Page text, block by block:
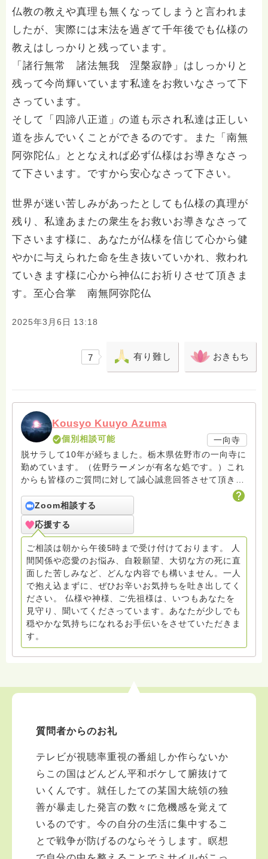
仏教の教えや真理も無くなってしまうと言われま
したが、実際には末法を過ぎて千年後でも仏様の
教えはしっかりと残っています。
「諸行無常 諸法無我 涅槃寂静」はしっかりと
残って今尚輝いています私達をお救いなさって下
さっています。
そして「四諦八正道」の道も示され私達は正しい
道を歩んでいくことができるのです。また「南無
阿弥陀仏」ととなえれば必ず仏様はお導きなさっ
て下さいます。ですから安心なさって下さい。
世界が迷い苦しみがあったとしても仏様の真理が
残り、私達あまたの衆生をお救いお導きなさって
下さいます様に、あなたが仏様を信じて心から健
やかに与えられた命を生き抜いていかれ、救われ
ていきます様に心から神仏にお祈りさせて頂きま
す。至心合掌 南無阿弥陀仏
2025年3月6日 13:18
7 有り難し おきもち
Kousyo Kuuyo Azuma
個別相談可能
一向寺
脱サラして10年が経ちました。栃木県佐野市の一向寺に
勤めています。（佐野ラーメンが有名な処です。）これ
からも皆様のご質問に対して誠心誠意回答させて頂きた
いと存じます。まだまだ修行中の身ですので至らぬ点あ
ろうかとは存じますが共に精進して参りましょうね。お
寺にもお気軽に遊びに来てください。
Zoom相談する
応援する
ご相談は朝から午後5時まで受け付けております。 人
間関係や恋愛のお悩み、自殺願望、大切な方の死に直
面した苦しみなど、どんな内容でも構いません。一人
で抱え込まずに、ぜひお辛いお気持ちを吐き出してく
ださい。 仏様や神様、ご先祖様は、いつもあなたを
見守り、聞いてくださっています。あなたが少しでも
穏やかな気持ちになれるお手伝いをさせていただきま
す。
質問者からのお礼
テレビが視聴率重視の番組しか作らないか
らこの国はどんどん平和ボケして腑抜けて
いくんです。就任したての某国大統領の独
善が暴走した発言の数々に危機感を覚えて
いるのです。今の自分の生活に集中するこ
とで戦争が防げるのならそうします。瞑想